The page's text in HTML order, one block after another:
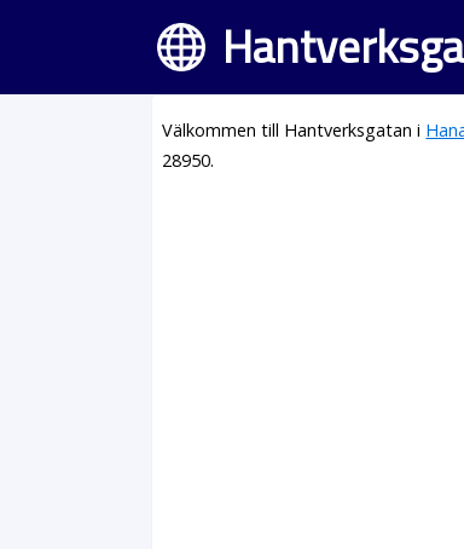
Välkommen till Hantverksgatan i
28950.